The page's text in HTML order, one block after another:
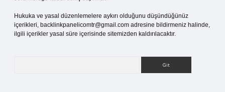
Hukuka ve yasal düzenlemelere aykırı olduğunu düşündüğünüz
içerikleri, backlinkpanelicomtr@gmail.com adresine bildirmeniz halinde,
ilgili içerikler yasal süre içerisinde sitemizden kaldırılacaktır.